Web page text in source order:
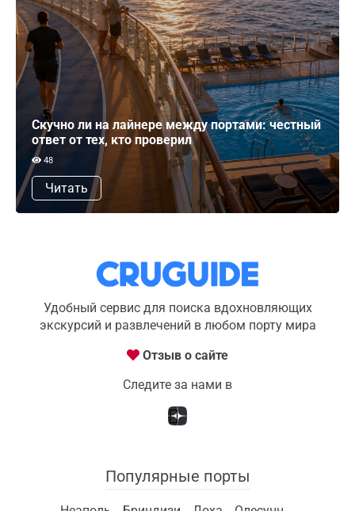
Скучно ли на лайнере между портами: честный
ответ от тех, кто проверил
48
Читать
Удобный сервис для поиска вдохновляющих
экскурсий и развлечений в любом порту мира
Отзыв о сайте
Следите за нами в
Популярные порты